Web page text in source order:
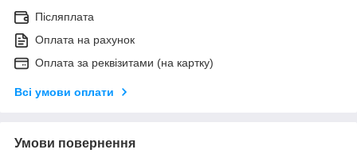
Післяплата
Оплата на рахунок
Оплата за реквізитами (на картку)
Всі умови оплати
Умови повернення